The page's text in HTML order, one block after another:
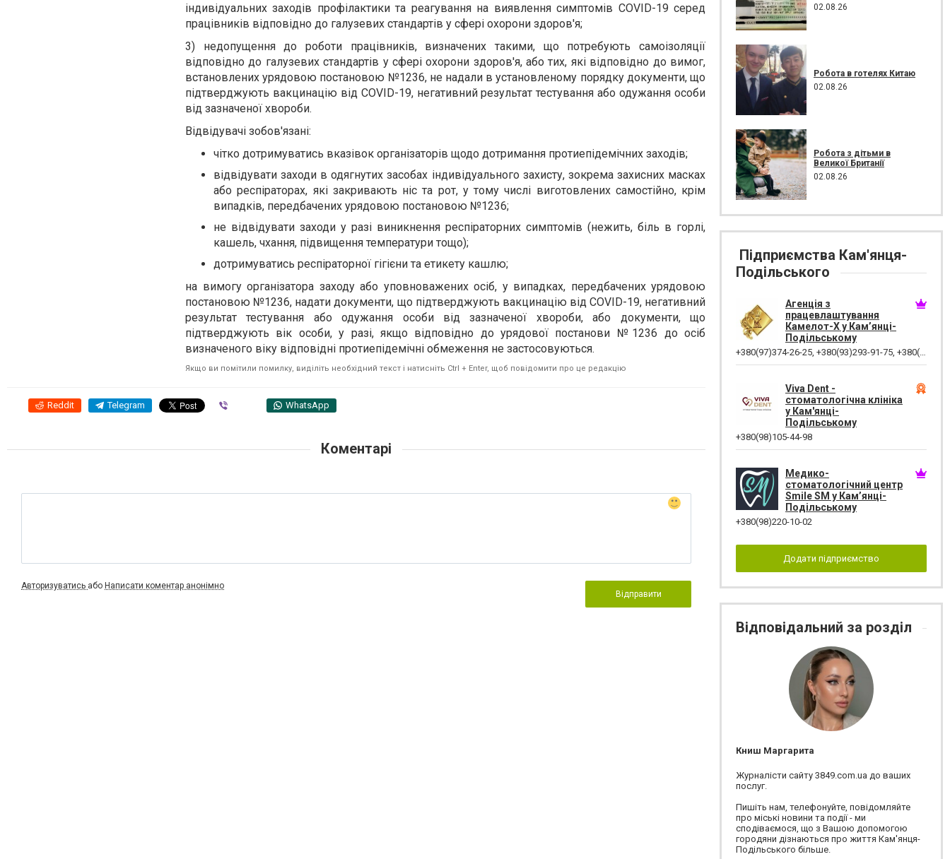
індивідуальних заходів профілактики та реагування на виявлення симптомів COVID-19 серед
працівників відповідно до галузевих стандартів у сфері охорони здоров'я;
3) недопущення до роботи працівників, визначених такими, що потребують самоізоляції
відповідно до галузевих стандартів у сфері охорони здоров'я, або тих, які відповідно до вимог,
встановлених урядовою постановою №1236, не надали в установленому порядку документи, що
підтверджують вакцинацію від COVID-19, негативний результат тестування або одужання особи
від зазначеної хвороби.
Відвідувачі зобов'язані:
чітко дотримуватись вказівок організаторів щодо дотримання протиепідемічних заходів;
відвідувати заходи в одягнутих засобах індивідуального захисту, зокрема захисних масках
або респіраторах, які закривають ніс та рот, у тому числі виготовлених самостійно, крім
випадків, передбачених урядовою постановою №1236;
не відвідувати заходи у разі виникнення респіраторних симптомів (нежить, біль в горлі,
кашель, чхання, підвищення температури тощо);
дотримуватись респіраторної гігієни та етикету кашлю;
на вимогу організатора заходу або уповноважених осіб, у випадках, передбачених урядовою
постановою №1236, надати документи, що підтверджують вакцинацію від COVID-19, негативний
результат тестування або одужання особи від зазначеної хвороби, або документи, що
підтверджують вік особи, у разі, якщо відповідно до урядової постанови №1236 до осіб
визначеного віку відповідні протиепідемічні обмеження не застосовуються.
Якщо ви помітили помилку, виділіть необхідний текст і натисніть Ctrl + Enter, щоб повідомити про це редакцію
Reddit Telegram WhatsApp
Коментарі
Авторизуватись або Написати коментар анонімно
Відправити
02.08.26
Робота в готелях Китаю
02.08.26
Робота з дітьми в
Великої Британії
02.08.26
Підприємства Кам'янця-
Подільського
Агенція з
працевлаштування
Камелот-Х у Кам’янці-
Подільському
+380(97)374-26-25, +380(93)293-91-75, +380(96)925-47-71
Viva Dent -
стоматологічна клініка
у Кам'янці-
Подільському
+380(98)105-44-98
Медико-
стоматологічний центр
Smile SM у Кам’янці-
Подільському
+380(98)220-10-02
Додати підприємство
Відповідальний за розділ
Книш Маргарита
Журналісти сайту 3849.com.ua до ваших
послуг.
Пишіть нам, телефонуйте, повідомляйте
про міські новини та події - ми
сподіваємося, що з Вашою допомогою
городяни дізнаються про життя Кам'янця-
Подільського більше.